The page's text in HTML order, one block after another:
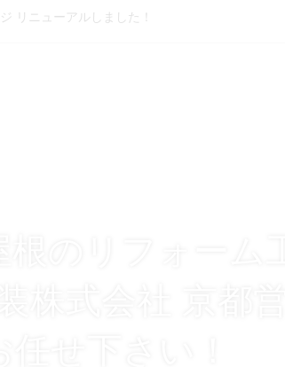
リニューアルしました！